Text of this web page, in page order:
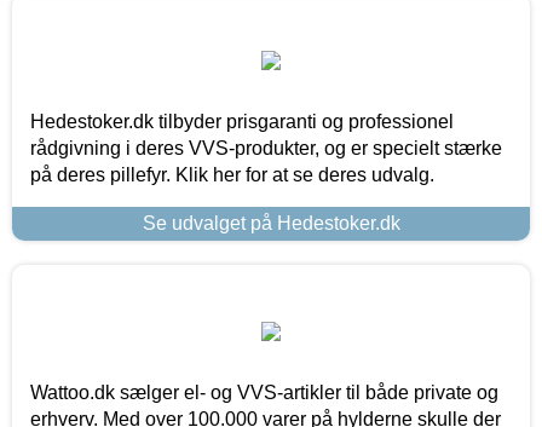
Hedestoker.dk tilbyder prisgaranti og professionel
rådgivning i deres VVS-produkter, og er specielt stærke
på deres pillefyr. Klik her for at se deres udvalg.
Se udvalget på Hedestoker.dk
Wattoo.dk sælger el- og VVS-artikler til både private og
erhverv. Med over 100.000 varer på hylderne skulle der